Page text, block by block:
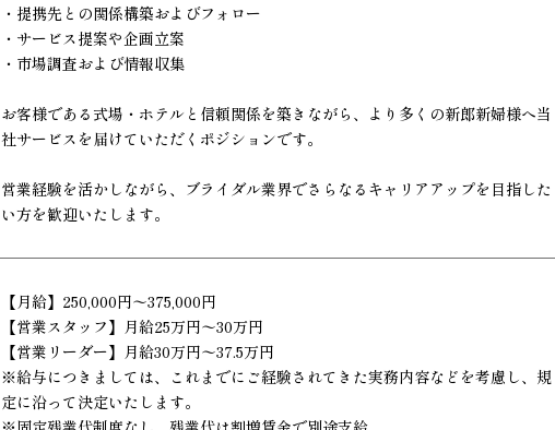
・提携先との関係構築およびフォロー
・サービス提案や企画立案
・市場調査および情報収集
お客様である式場・ホテルと信頼関係を築きながら、より多くの新郎新婦様へ当
社サービスを届けていただくポジションです。
営業経験を活かしながら、ブライダル業界でさらなるキャリアアップを目指した
い方を歓迎いたします。
【月給】250,000円〜375,000円
【営業スタッフ】月給25万円〜30万円
【営業リーダー】月給30万円〜37.5万円
※給与につきましては、これまでにご経験されてきた実務内容などを考慮し、規
定に沿って決定いたします。